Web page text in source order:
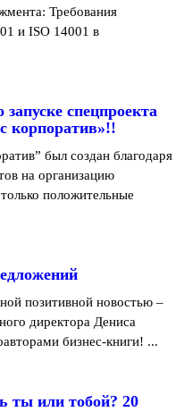
Требования
и ISO 14001 в
спецпроекта
корпоратив»!!
был создан благодаря
на организацию
положительные
позитивной новостью –
директора Дениса
бизнес-книги! ...
ты или тобой? 20